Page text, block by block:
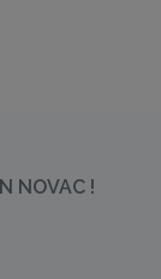
NOVAC !